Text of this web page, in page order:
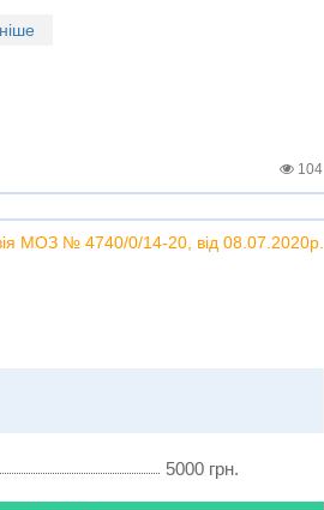
104
МОЗ № 4740/0/14-20, від 08.07.2020р.
5000 грн.